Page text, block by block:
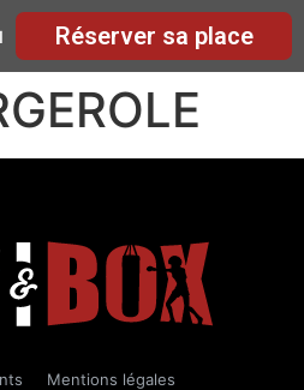
Réserver sa place
Mentions légales